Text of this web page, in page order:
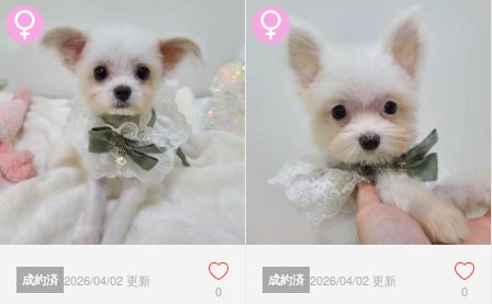
成約済 2026/04/02 更新
0
成約済 2026/04/02 更新
0